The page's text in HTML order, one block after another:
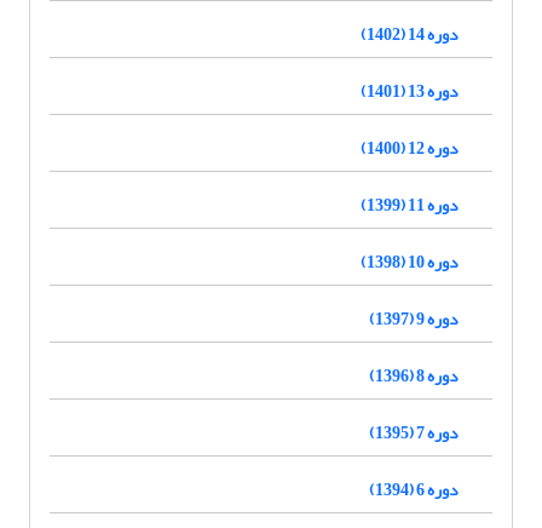
دوره 14 (1402)
دوره 13 (1401)
دوره 12 (1400)
دوره 11 (1399)
دوره 10 (1398)
دوره 9 (1397)
دوره 8 (1396)
دوره 7 (1395)
دوره 6 (1394)